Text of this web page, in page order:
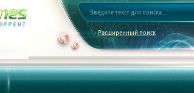
Расширенный поиск